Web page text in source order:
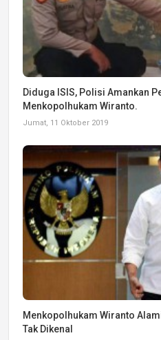
Diduga ISIS, Polisi Amankan
Menkopolhukam Wiranto.
Jumat, 11 Oktober 2019
Menkopolhukam Wiranto
Tak Dikenal